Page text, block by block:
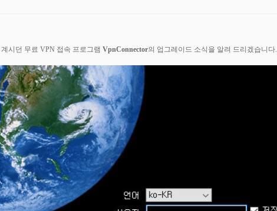
시던 무료 VPN 접속 프로그램 VpnConnector의 업그레이드 소식을 알려 드리겠습니다.